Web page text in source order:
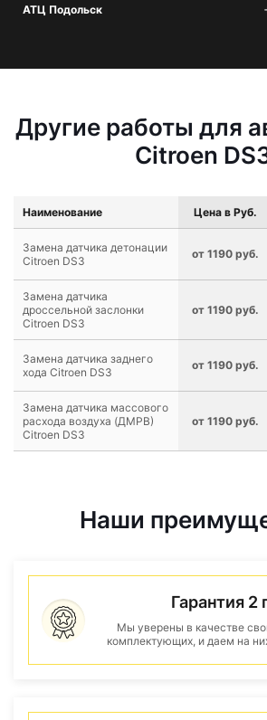
АТЦ Подольск
Другие работы для
Citroen
Наименование Цена в Руб.
Замена датчика детонации
Citroen DS3
от 1190 руб.
Замена датчика
дроссельной заслонки
Citroen DS3
от 1190 руб.
Замена датчика заднего
хода Citroen DS3
от 1190 руб.
Замена датчика массового
расхода воздуха (ДМРВ)
Citroen DS3
от 1190 руб.
Наши
Гарантия 2
Мы уверены в качестве
комплектующих, и даем на